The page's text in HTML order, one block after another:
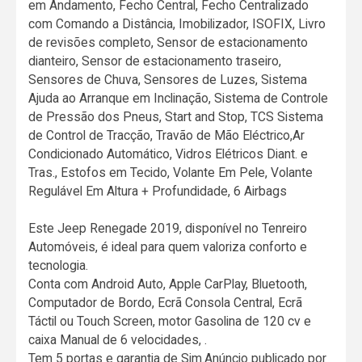
em Andamento, Fecho Central, Fecho Centralizado
com Comando a Distância, Imobilizador, ISOFIX, Livro
de revisões completo, Sensor de estacionamento
dianteiro, Sensor de estacionamento traseiro,
Sensores de Chuva, Sensores de Luzes, Sistema
Ajuda ao Arranque em Inclinação, Sistema de Controle
de Pressão dos Pneus, Start and Stop, TCS Sistema
de Control de Tracção, Travão de Mão Eléctrico,Ar
Condicionado Automático, Vidros Elétricos Diant. e
Tras., Estofos em Tecido, Volante Em Pele, Volante
Regulável Em Altura + Profundidade, 6 Airbags
Este Jeep Renegade 2019, disponível no Tenreiro
Automóveis, é ideal para quem valoriza conforto e
tecnologia.
Conta com Android Auto, Apple CarPlay, Bluetooth,
Computador de Bordo, Ecrã Consola Central, Ecrã
Táctil ou Touch Screen, motor Gasolina de 120 cv e
caixa Manual de 6 velocidades, .
Tem 5 portas e garantia de Sim.Anúncio publicado por